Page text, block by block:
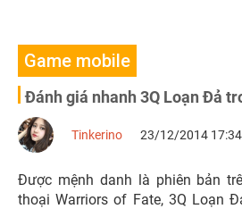
Game mobile
Đánh giá nhanh 3Q Loạn Đả
Tinkerino 23/12/2014
Được mệnh danh là phiên bản
thoại Warriors of Fate, 3Q Loạn